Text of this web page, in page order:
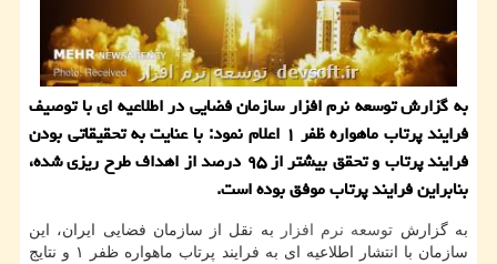
به گزارش توسعه نرم افزار سازمان فضایی در اطلاعیه ای با توصیف
فرایند پرتاب ماهواره ظفر ۱ اعلام نمود: با عنایت به تحقیقاتی بودن
فرایند پرتاب و تحقق بیشتر از ۹۵ درصد از اهداف طرح ریزی شده،
بنابراین فرایند پرتاب موفق بوده است.
به گزارش توسعه نرم افزار
به نقل از سازمان فضایی ایران، این
سازمان با انتشار اطلاعیه ای به فرایند پرتاب ماهواره ظفر ۱ و نتایج